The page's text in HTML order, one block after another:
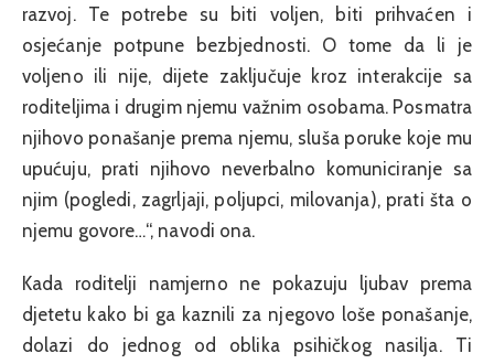
razvoj. Te potrebe su biti voljen, biti prihvaćen i
osjećanje potpune bezbjednosti. O tome da li je
voljeno ili nije, dijete zaključuje kroz interakcije sa
roditeljima i drugim njemu važnim osobama. Posmatra
njihovo ponašanje prema njemu, sluša poruke koje mu
upućuju, prati njihovo neverbalno komuniciranje sa
njim (pogledi, zagrljaji, poljupci, milovanja), prati šta o
njemu govore…“, navodi ona.
Kada roditelji namjerno ne pokazuju ljubav prema
djetetu kako bi ga kaznili za njegovo loše ponašanje,
dolazi do jednog od oblika psihičkog nasilja. Ti